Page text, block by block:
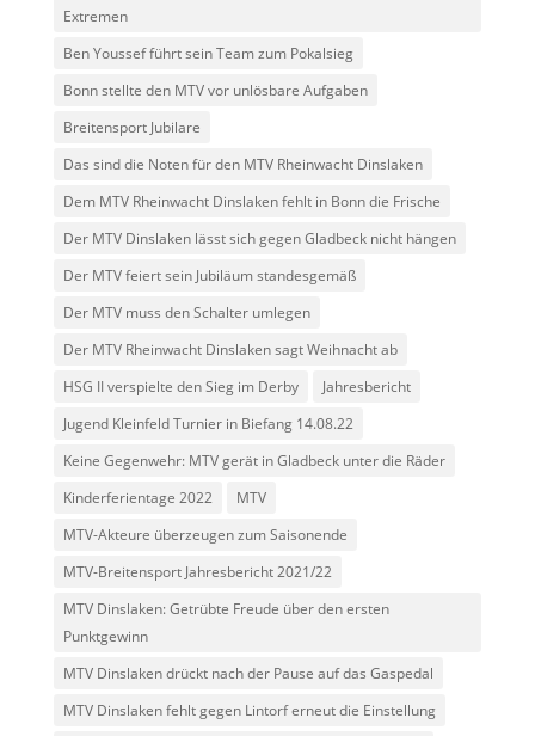
Extremen
Ben Youssef führt sein Team zum Pokalsieg
Bonn stellte den MTV vor unlösbare Aufgaben
Breitensport Jubilare
Das sind die Noten für den MTV Rheinwacht Dinslaken
Dem MTV Rheinwacht Dinslaken fehlt in Bonn die Frische
Der MTV Dinslaken lässt sich gegen Gladbeck nicht hängen
Der MTV feiert sein Jubiläum standesgemäß
Der MTV muss den Schalter umlegen
Der MTV Rheinwacht Dinslaken sagt Weihnacht ab
HSG II verspielte den Sieg im Derby
Jahresbericht
Jugend Kleinfeld Turnier in Biefang 14.08.22
Keine Gegenwehr: MTV gerät in Gladbeck unter die Räder
Kinderferientage 2022
MTV
MTV-Akteure überzeugen zum Saisonende
MTV-Breitensport Jahresbericht 2021/22
MTV Dinslaken: Getrübte Freude über den ersten
Punktgewinn
MTV Dinslaken drückt nach der Pause auf das Gaspedal
MTV Dinslaken fehlt gegen Lintorf erneut die Einstellung